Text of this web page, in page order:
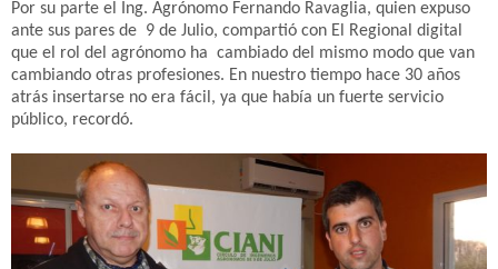
Por su parte el Ing. Agrónomo Fernando Ravaglia, quien expuso
ante sus pares de 9 de Julio, compartió con El Regional digital
que el rol del agrónomo ha cambiado del mismo modo que van
cambiando otras profesiones. En nuestro tiempo hace 30 años
atrás insertarse no era fácil, ya que había un fuerte servicio
público, recordó.